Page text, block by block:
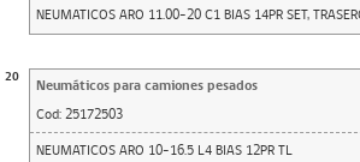
NEUMATICOS ARO 11.00-20 C1 BIAS 14PR SET,
20
Neumáticos para camiones pesados
Cod: 25172503
NEUMATICOS ARO 10-16.5 L4 BIAS 12PR TL